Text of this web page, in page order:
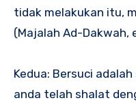
tidak melakukan itu,
(Majalah Ad-Dakwah,
Kedua: Bersuci
anda telah shalat